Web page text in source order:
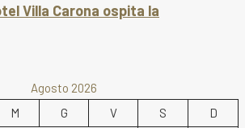
Villa Carona ospita la
Agosto 2026
M G V S
D